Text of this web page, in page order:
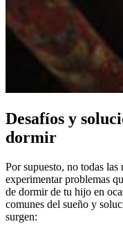
Desafíos y
dormir
Por supuesto, no todas
experimentar problemas
de dormir de tu hijo en
comunes del sueño y
surgen: